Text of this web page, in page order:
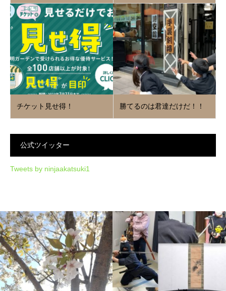
チケット見せ得！ 勝てるのは君達だけだ！！
公式ツイッター
Tweets by ninjaakatsuki1